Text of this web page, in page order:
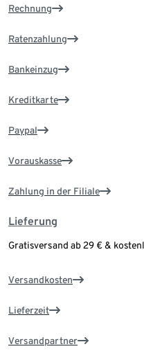
Rechnung
Ratenzahlung
Bankeinzug
Kreditkarte
Paypal
Vorauskasse
Zahlung in der Filiale
Lieferung
Gratisversand ab 29 € &
Versandkosten
Lieferzeit
Versandpartner